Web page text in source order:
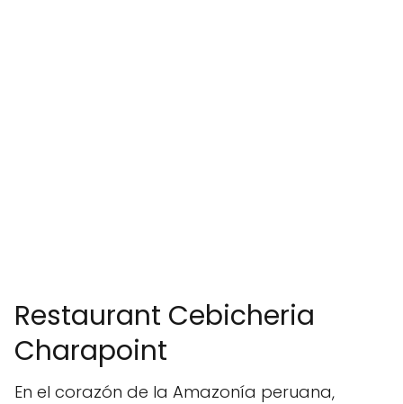
Restaurant Cebicheria
Charapoint
En el corazón de la Amazonía peruana,